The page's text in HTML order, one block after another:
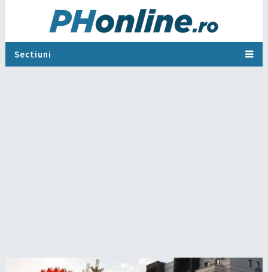
Sectiuni